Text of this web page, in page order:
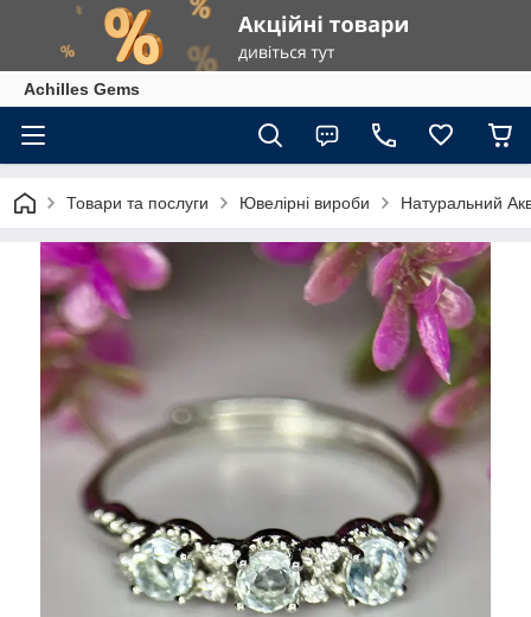
Achilles Gems
Товари та послуги Ювелірні вироби Натуральний